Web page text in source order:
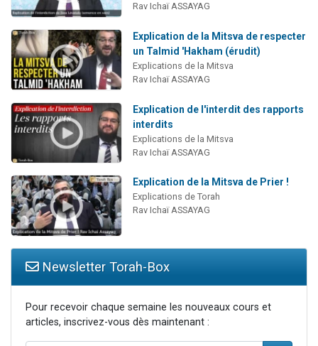
Rav Ichaï ASSAYAG
Explication de la Mitsva de respecter
un Talmid 'Hakham (érudit)
Explications de la Mitsva
Rav Ichaï ASSAYAG
Explication de l'interdit des rapports
interdits
Explications de la Mitsva
Rav Ichaï ASSAYAG
Explication de la Mitsva de Prier !
Explications de Torah
Rav Ichaï ASSAYAG
Newsletter Torah-Box
Pour recevoir chaque semaine les nouveaux cours et
articles, inscrivez-vous dès maintenant :